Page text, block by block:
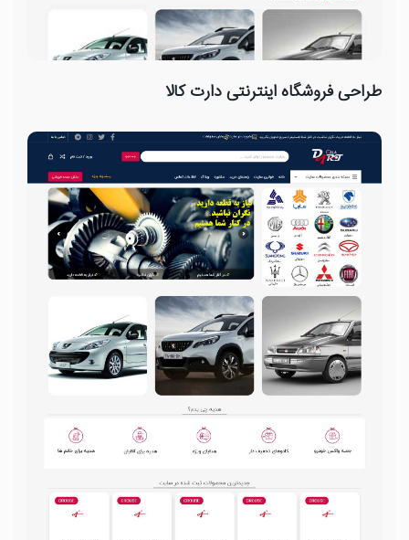
طراحی فروشگاه اینترنتی دارت کالا